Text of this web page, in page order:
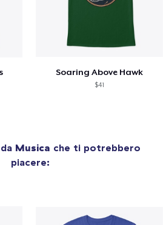
Soaring Above Hawk
$41
Musica che ti potrebbero
piacere: